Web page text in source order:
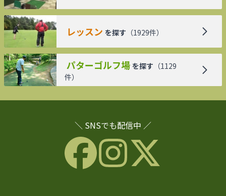
レッスン を探す （1929件）
パターゴルフ場 を探す （1129
件）
＼ SNSでも配信中 ／